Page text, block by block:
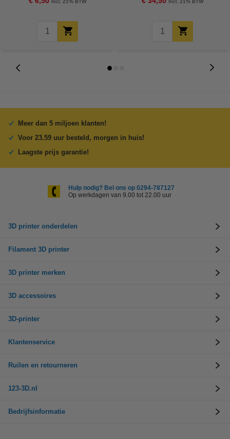
Incl. 21% BTW Incl. 21% BTW
Meer dan 5 miljoen klanten!
Voor 23.59 uur besteld, morgen in huis!
Laagste prijs garantie!
Hulp nodig? Bel ons op 0294-787127
Op werkdagen van 9.00 tot 22.00 uur
3D printer onderdelen
Filament 3D printer
3D printer merken
3D accessoires
3D-printer
Klantenservice
Ruilen en retourneren
123-3D.nl
Bedrijfsinformatie